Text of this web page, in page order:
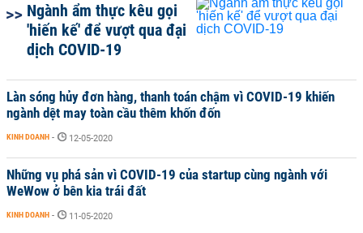
Ngành ẩm thực kêu gọi
'hiến kế' để vượt qua đại
dịch COVID-19
Làn sóng hủy đơn hàng, thanh toán chậm vì COVID-19 khiến
ngành dệt may toàn cầu thêm khốn đốn
KINH DOANH - 12-05-2020
Những vụ phá sản vì COVID-19 của startup cùng ngành với
WeWow ở bên kia trái đất
KINH DOANH - 11-05-2020